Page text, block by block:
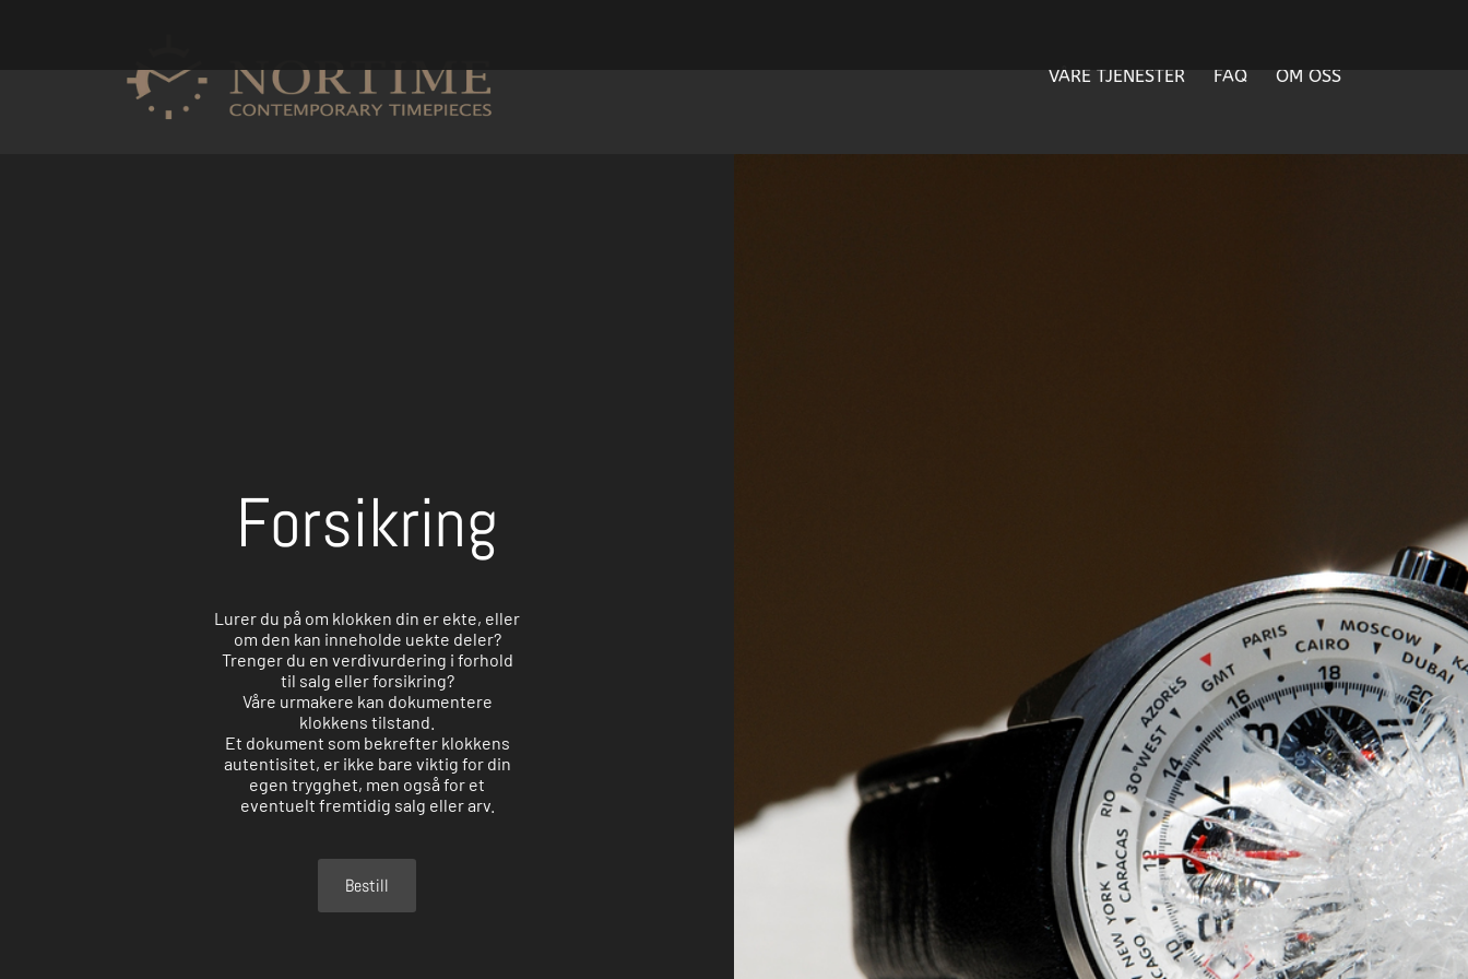
VÅRE TJENESTER FAQ OM OSS
Forsikring
Lurer du på om klokken din er ekte, eller
om den kan inneholde uekte deler?
Trenger du en verdivurdering i forhold
til salg eller forsikring?
Våre urmakere kan dokumentere
klokkens tilstand.
Et dokument som bekrefter klokkens
autentisitet, er ikke bare viktig for din
egen trygghet, men også for et
eventuelt fremtidig salg eller arv.
Bestill